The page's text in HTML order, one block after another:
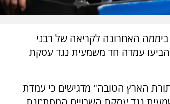
האחרונה לקריאה של רבני
עמדה חד משמעית נגד עסקת
הארץ הטובה" מדגישים כי עמדת